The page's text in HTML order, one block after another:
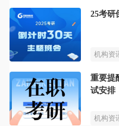
25考研
机构资
重要提
试安排
机构资